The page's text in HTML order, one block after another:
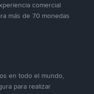
comercial
más de 70 monedas
en todo el mundo,
para realizar